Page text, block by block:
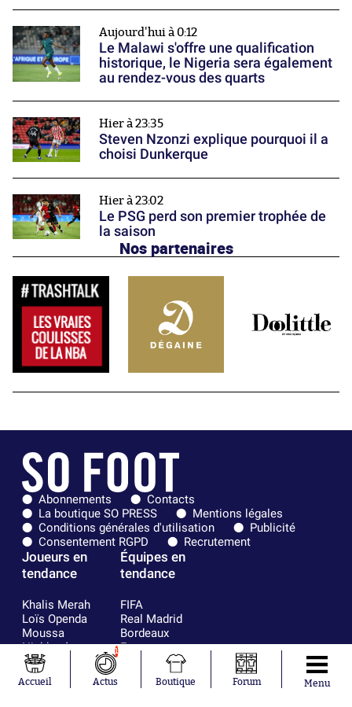
Aujourd'hui à 0:12
Le Malawi s'offre une qualification
historique, le Nigeria sera également
au rendez-vous des quarts
Hier à 23:35
Steven Nzonzi explique pourquoi il a
choisi Dunkerque
Hier à 23:02
Le PSG perd son premier trophée de
la saison
Nos partenaires
Abonnements
Contacts
La boutique SO PRESS
Mentions légales
Conditions générales d'utilisation
Publicité
Consentement RGPD
Recrutement
Joueurs en
tendance
Khalis Merah
Loïs Openda
Moussa
Niakhaté
Nicolás
Tagliafico
Pavel Šulc
Équipes en
tendance
FIFA
Real Madrid
Bordeaux
France
Paris Saint-
Germain
Accueil
1
Actus Boutique Forum Menu